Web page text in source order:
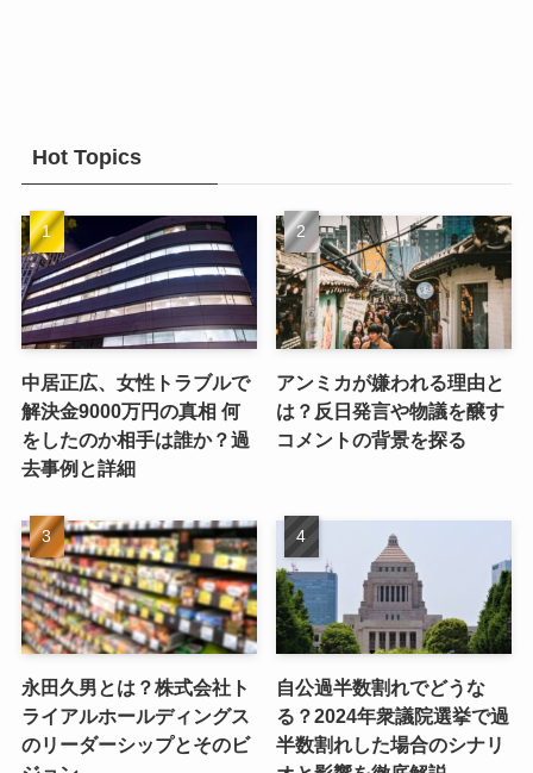
Hot Topics
中居正広、女性トラブルで
解決金9000万円の真相 何
をしたのか相手は誰か？過
去事例と詳細
アンミカが嫌われる理由と
は？反日発言や物議を醸す
コメントの背景を探る
永田久男とは？株式会社ト
ライアルホールディングス
のリーダーシップとそのビ
自公過半数割れでどうな
る？2024年衆議院選挙で過
半数割れした場合のシナリ